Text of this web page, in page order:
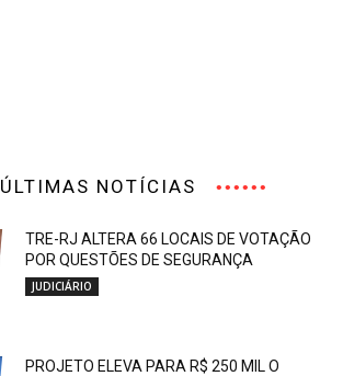
ÚLTIMAS NOTÍCIAS
TRE-RJ ALTERA 66 LOCAIS DE VOTAÇÃO
POR QUESTÕES DE SEGURANÇA
JUDICIÁRIO
PROJETO ELEVA PARA R$ 250 MIL O